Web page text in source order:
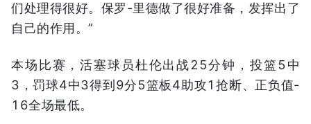
们处理得很好。保罗-里德做了很好准备，发挥出了
自己的作用。”
本场比赛，活塞球员杜伦出战25分钟，投篮5中
3，罚球4中3得到9分5篮板4助攻1抢断、正负值-
16全场最低。